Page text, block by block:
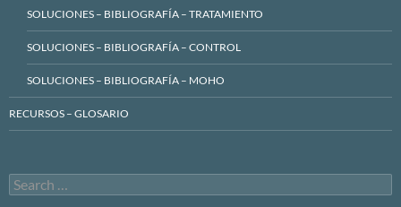
SOLUCIONES – BIBLIOGRAFÍA – TRATAMIENTO
SOLUCIONES – BIBLIOGRAFÍA – CONTROL
SOLUCIONES – BIBLIOGRAFÍA – MOHO
RECURSOS – GLOSARIO
Search
for: